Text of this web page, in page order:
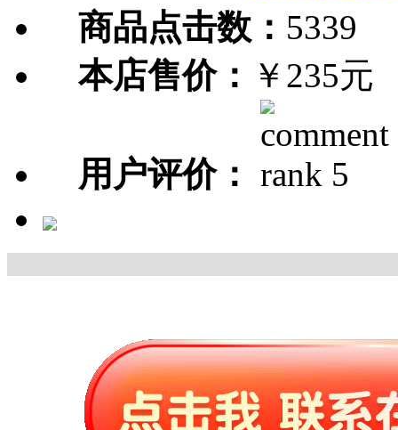
商品点击数： 5339
本店售价： ￥235元
用户评价：